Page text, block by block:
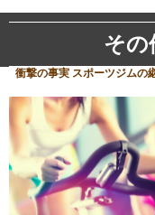
その
衝撃の事実 スポーツジムの